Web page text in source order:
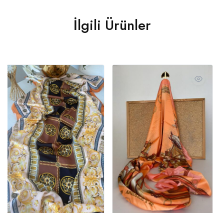
İlgili Ürünler